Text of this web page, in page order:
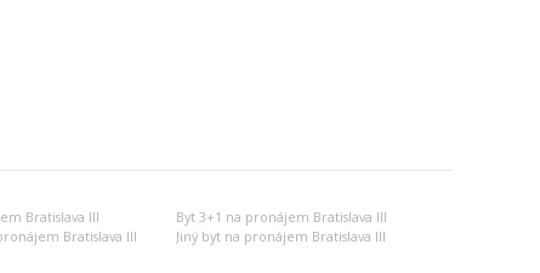
Bratislava III
Byt 3+1 na pronájem Bratislava III
Bratislava III Jiný byt na pronájem Bratislava III